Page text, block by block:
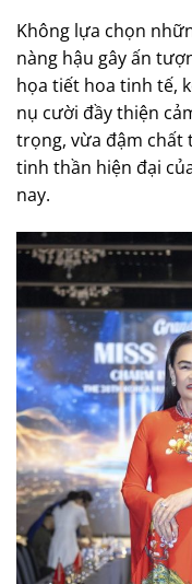
Không lựa chọn
nàng hậu gây ấn
họa tiết hoa tinh tế,
nụ cười đầy thiện
trọng, vừa đậm chất
tinh thần hiện đại
nay.